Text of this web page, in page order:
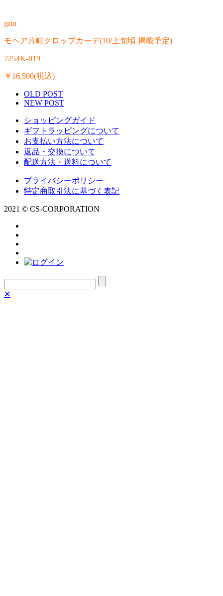
grin
モヘア片畦クロップカーデ(10/上旬頃 掲載予定)
7254K-019
￥16,500(税込)
OLD POST
NEW POST
ショッピングガイド
ギフトラッピングについて
お支払い方法について
返品・交換について
配送方法・送料について
プライバシーポリシー
特定商取引法に基づく表記
2021 © CS-CORPORATION
✕